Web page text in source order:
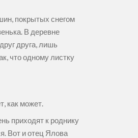
покрытых снегом
В деревне
друга, лишь
что одному листку
как может.
приходят к роднику
Вот и отец Ялова